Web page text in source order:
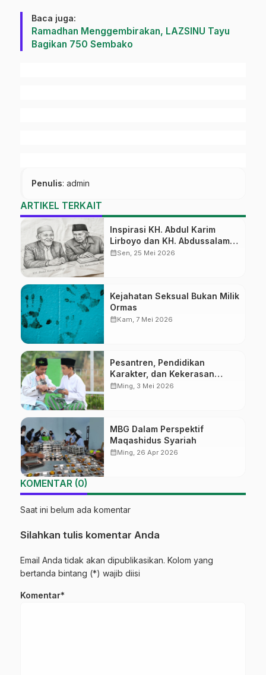
Baca juga:
Ramadhan Menggembirakan, LAZSINU Tayu
Bagikan 750 Sembako
Penulis: admin
ARTIKEL TERKAIT
Inspirasi KH. Abdul Karim
Lirboyo dan KH. Abdussalam
Kajen
calendar_monthSen, 25 Mei 2026
Kejahatan Seksual Bukan Milik
Ormas
calendar_monthKam, 7 Mei 2026
Pesantren, Pendidikan
Karakter, dan Kekerasan
Seksual
calendar_monthMing, 3 Mei 2026
MBG Dalam Perspektif
Maqashidus Syariah
calendar_monthMing, 26 Apr 2026
KOMENTAR (0)
Saat ini belum ada komentar
Silahkan tulis komentar Anda
Email Anda tidak akan dipublikasikan. Kolom yang
bertanda bintang (*) wajib diisi
Komentar*